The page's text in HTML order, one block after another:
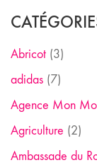
Abricot (3)
adidas (7)
Agence Mon
Agriculture (2)
Ambassade du